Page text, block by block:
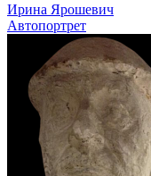
Ирина Ярошевич
Автопортрет